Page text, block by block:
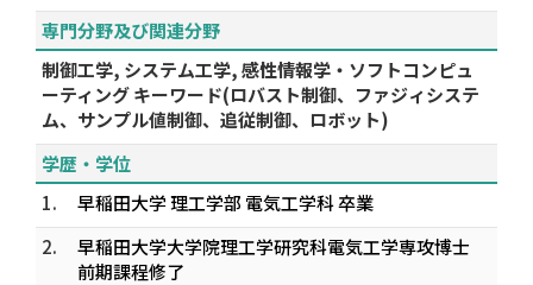
専門分野及び関連分野
制御工学, システム工学, 感性情報学・ソフトコンピュ
ーティング キーワード(ロバスト制御、ファジィシステ
ム、サンプル値制御、追従制御、ロボット)
学歴・学位
1.
早稲田大学 理工学部 電気工学科 卒業
2.
早稲田大学大学院理工学研究科電気工学専攻博士
前期課程修了